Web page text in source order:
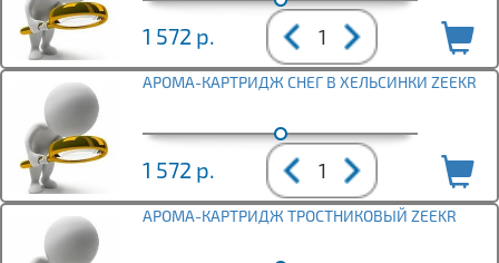
1 572 р.
АРОМА-КАРТРИДЖ СНЕГ В ХЕЛЬСИНКИ ZEEKR
1 572 р.
АРОМА-КАРТРИДЖ ТРОСТНИКОВЫЙ ZEEKR